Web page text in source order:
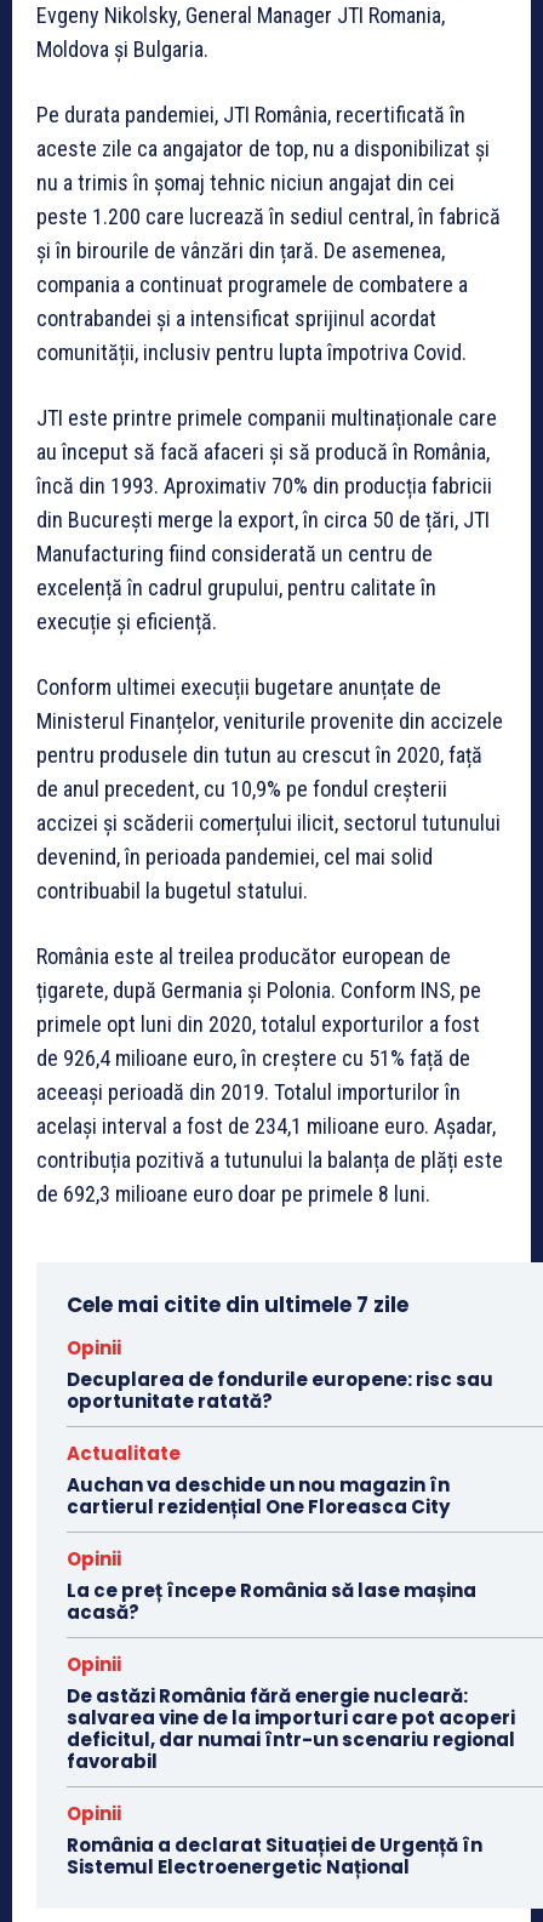
Evgeny Nikolsky, General Manager JTI Romania,
Moldova și Bulgaria.
Pe durata pandemiei, JTI România, recertificată în
aceste zile ca angajator de top, nu a disponibilizat și
nu a trimis în șomaj tehnic niciun angajat din cei
peste 1.200 care lucrează în sediul central, în fabrică
și în birourile de vânzări din țară. De asemenea,
compania a continuat programele de combatere a
contrabandei și a intensificat sprijinul acordat
comunității, inclusiv pentru lupta împotriva Covid.
JTI este printre primele companii multinaționale care
au început să facă afaceri și să producă în România,
încă din 1993. Aproximativ 70% din producția fabricii
din București merge la export, în circa 50 de țări, JTI
Manufacturing fiind considerată un centru de
excelență în cadrul grupului, pentru calitate în
execuție și eficiență.
Conform ultimei execuții bugetare anunțate de
Ministerul Finanțelor, veniturile provenite din accizele
pentru produsele din tutun au crescut în 2020, față
de anul precedent, cu 10,9% pe fondul creșterii
accizei și scăderii comerțului ilicit, sectorul tutunului
devenind, în perioada pandemiei, cel mai solid
contribuabil la bugetul statului.
România este al treilea producător european de
țigarete, după Germania și Polonia. Conform INS, pe
primele opt luni din 2020, totalul exporturilor a fost
de 926,4 milioane euro, în creștere cu 51% față de
aceeași perioadă din 2019. Totalul importurilor în
același interval a fost de 234,1 milioane euro. Așadar,
contribuția pozitivă a tutunului la balanța de plăți este
de 692,3 milioane euro doar pe primele 8 luni.
Cele mai citite din ultimele 7 zile
Opinii
Decuplarea de fondurile europene: risc sau
oportunitate ratată?
Actualitate
Auchan va deschide un nou magazin în
cartierul rezidențial One Floreasca City
Opinii
La ce preț începe România să lase mașina
acasă?
Opinii
De astăzi România fără energie nucleară:
salvarea vine de la importuri care pot acoperi
deficitul, dar numai într-un scenariu regional
favorabil
Opinii
România a declarat Situației de Urgență în
Sistemul Electroenergetic Național